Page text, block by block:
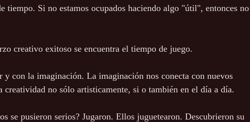
tiempo. Si no estamos ocupados haciendo algo "útil", entonces no
creativo exitoso se encuentra el tiempo de juego.
y con la imaginación. La imaginación nos conecta con nuevos
creatividad no sólo artisticamente, si o también en el día a día.
se pusieron serios? Jugaron. Ellos juguetearon. Descubrieron su